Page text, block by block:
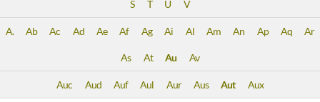
S T U V
A. Ab Ac Ad Ae Af Ag Ai Al Am An Ap Aq Ar
As At Au Av
Auc Aud Auf Aul Aur Aus Aut Aux